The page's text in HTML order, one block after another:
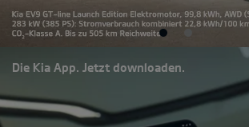
Die Kia App. Jetzt downloaden.